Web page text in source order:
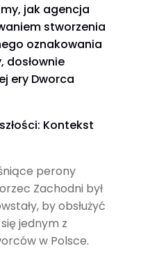
jak agencja
stworzenia
oznakowania
dosłownie
ery Dworca
Kontekst
perony
Zachodni był
by obsłużyć
jednym z
w Polsce.